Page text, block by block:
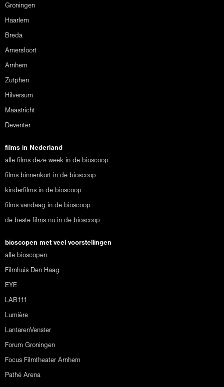
Groningen
Haarlem
Breda
Amersfoort
Arnhem
Zutphen
Hilversum
Maastricht
Deventer
films in Nederland
alle films deze week in de bioscoop
films binnenkort in de bioscoop
kinderfilms in de bioscoop
films vandaag in de bioscoop
de beste films nu in de bioscoop
bioscopen met veel voorstellingen
alle bioscopen
Filmhuis Den Haag
EYE
LAB111
Lumière
LantarenVenster
Forum Groningen
Focus Filmtheater Arnhem
Pathé Arena